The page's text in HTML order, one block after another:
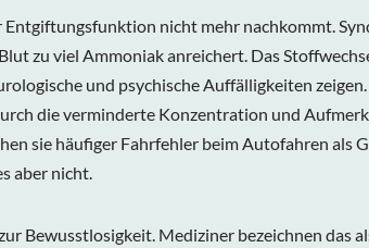
nicht mehr nachkommt.
zu viel Ammoniak anreichert. Das
und psychische Auffälligkeiten
die verminderte Konzentration und
sie häufiger Fahrfehler beim Autofahren als
aber nicht.
Bewusstlosigkeit. Mediziner bezeichnen das